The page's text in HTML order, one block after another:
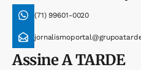
(71) 99601-0020
AssineA TARDE